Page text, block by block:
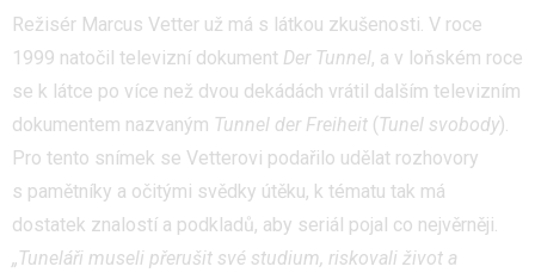
Režisér Marcus Vetter už má s látkou zkušenosti. V roce
1999 natočil televizní dokument Der Tunnel, a v loňském roce
se k látce po více než dvou dekádách vrátil dalším televizním
dokumentem nazvaným Tunnel der Freiheit (Tunel svobody).
Pro tento snímek se Vetterovi podařilo udělat rozhovory
s pamětníky a očitými svědky útěku, k tématu tak má
dostatek znalostí a podkladů, aby seriál pojal co nejvěrněji.
„Tuneláři museli přerušit své studium, riskovali život a